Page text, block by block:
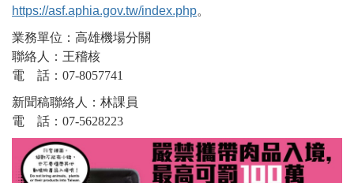
https://asf.aphia.gov.tw/index.php。
業務單位：高雄機場分關
聯絡人：王稽核
電 話：07-8057741
新聞稿聯絡人：林課員
電 話：07-5628223